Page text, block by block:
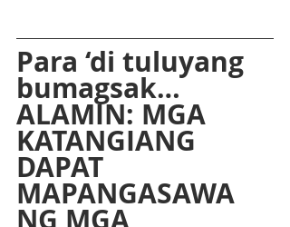
Para ‘di tuluyang
bumagsak…
ALAMIN: MGA
KATANGIANG
DAPAT
MAPANGASAWA
NG MGA